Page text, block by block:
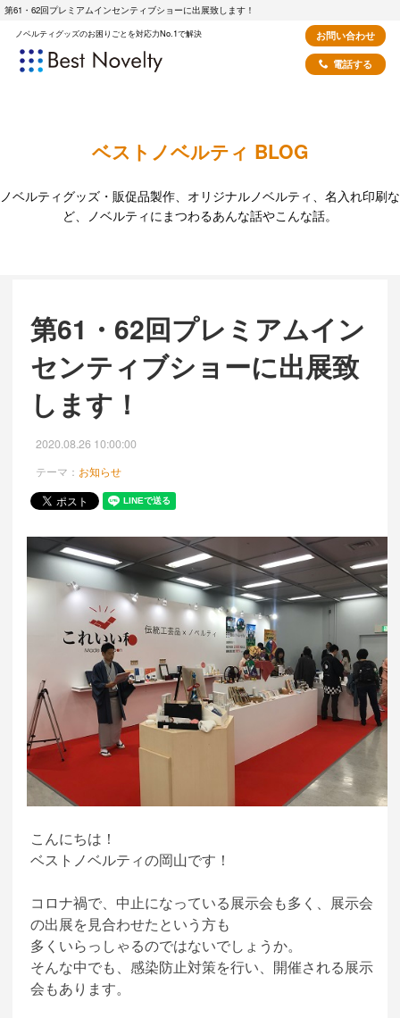
第61・62回プレミアムインセンティブショーに出展致します！
ノベルティグッズのお困りごとを対応力No.1で解決
お問い合わせ
電話する
ベストノベルティ BLOG
ノベルティグッズ・販促品製作、オリジナルノベルティ、名入れ印刷な
ど、ノベルティにまつわるあんな話やこんな話。
第61・62回プレミアムイン
センティブショーに出展致
します！
2020.08.26 10:00:00
テーマ： お知らせ
こんにちは！
ベストノベルティの岡山です！
コロナ禍で、中止になっている展示会も多く、展示会
の出展を見合わせたという方も
多くいらっしゃるのではないでしょうか。
そんな中でも、感染防止対策を行い、開催される展示
会もあります。